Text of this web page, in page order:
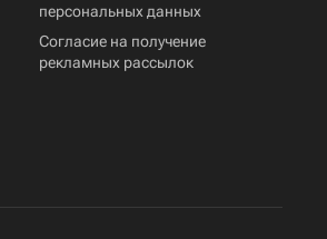
персональных данных
Согласие на получение
рекламных рассылок